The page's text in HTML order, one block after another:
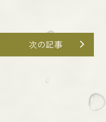
次の記事